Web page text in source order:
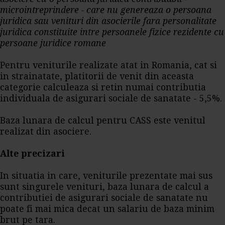
microintreprindere - care nu genereaza o persoana
juridica sau venituri din asocierile fara personalitate
juridica constituite intre persoanele fizice rezidente cu
persoane juridice romane
Pentru veniturile realizate atat in Romania, cat si
in strainatate, platitorii de venit din aceasta
categorie calculeaza si retin numai contributia
individuala de asigurari sociale de sanatate - 5,5%.
Baza lunara de calcul pentru CASS este venitul
realizat din asociere.
Alte precizari
In situatia in care, veniturile prezentate mai sus
sunt singurele venituri, baza lunara de calcul a
contributiei de asigurari sociale de sanatate nu
poate fi mai mica decat un salariu de baza minim
brut pe tara.